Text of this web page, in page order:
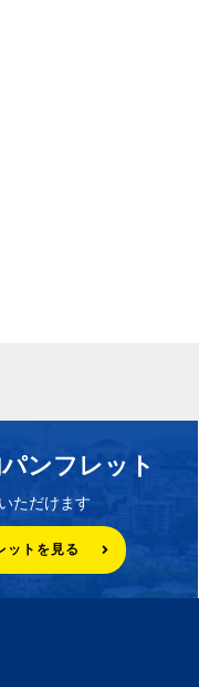
ンフレット
ただけます
ットを見る